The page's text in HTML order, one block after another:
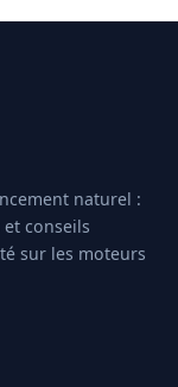
naturel :
conseils
sur les moteurs